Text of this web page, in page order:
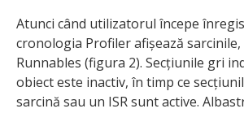
Atunci când utilizatorul începe
cronologia Profiler afișează sarcinile,
Runnables (figura 2). Secțiunile gri
obiect este inactiv, în timp ce
sarcină sau un ISR sunt active.